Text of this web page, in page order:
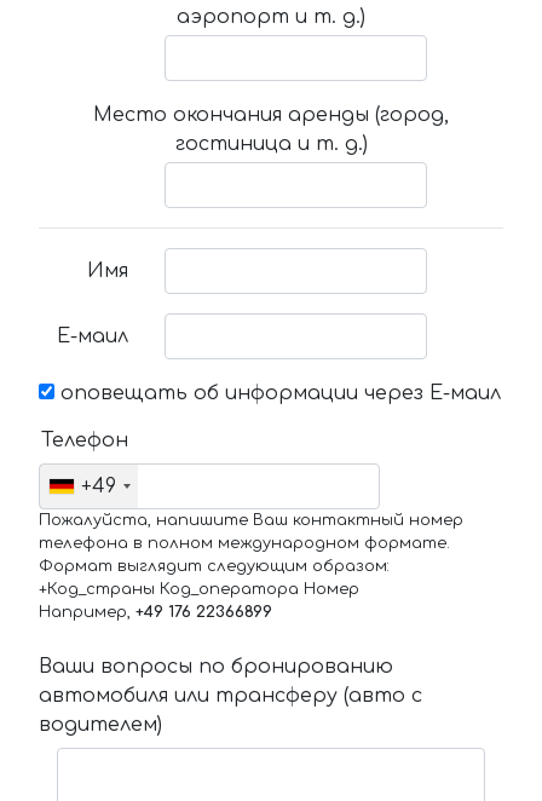
аэропорт и т. д.)
Место окончания аренды (город,
гостиница и т. д.)
Имя
Е-маил
оповещать об информации через Е-маил
Телефон
+49
Пожалуйста, напишите Ваш контактный номер
телефона в полном международном формате.
Формат выглядит следующим образом:
+Код_страны Код_оператора Номер
Например, +49 176 22366899
Ваши вопросы по бронированию
автомобиля или трансферу (авто с
водителем)